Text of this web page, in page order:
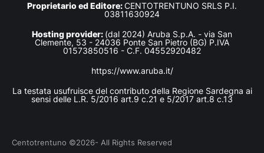
Proprietario ed Editore:CENTOTRENTUNO SRLS P.I.
03811630924
Hosting provider: (dal 2024) Aruba S.p.A. - via San
Clemente, 53 - 24036 Ponte San Pietro (BG) P.IVA
01573850516 - C.F. 04552920482
https://www.aruba.it/
La testata usufruisce del contributo della Regione Sardegna ai
sensi delle L.R. 5/2016 art.9 c.21 e 5/2017 art.8 c.13
Centotrentuno ©2026- All Rights Reserved